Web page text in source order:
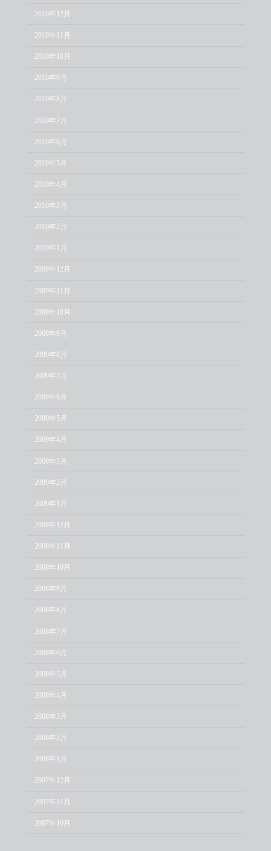
2010年12月
2010年11月
2010年10月
2010年9月
2010年8月
2010年7月
2010年6月
2010年5月
2010年4月
2010年3月
2010年2月
2010年1月
2009年12月
2009年11月
2009年10月
2009年9月
2009年8月
2009年7月
2009年6月
2009年5月
2009年4月
2009年3月
2009年2月
2009年1月
2008年12月
2008年11月
2008年10月
2008年9月
2008年8月
2008年7月
2008年6月
2008年5月
2008年4月
2008年3月
2008年2月
2008年1月
2007年12月
2007年11月
2007年10月